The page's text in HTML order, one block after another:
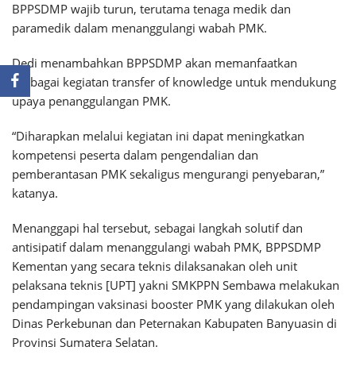
BPPSDMP wajib turun, terutama tenaga medik dan
paramedik dalam menanggulangi wabah PMK.
Dedi menambahkan BPPSDMP akan memanfaatkan
berbagai kegiatan transfer of knowledge untuk mendukung
upaya penanggulangan PMK.
“Diharapkan melalui kegiatan ini dapat meningkatkan
kompetensi peserta dalam pengendalian dan
pemberantasan PMK sekaligus mengurangi penyebaran,”
katanya.
Menanggapi hal tersebut, sebagai langkah solutif dan
antisipatif dalam menanggulangi wabah PMK, BPPSDMP
Kementan yang secara teknis dilaksanakan oleh unit
pelaksana teknis [UPT] yakni SMKPPN Sembawa melakukan
pendampingan vaksinasi booster PMK yang dilakukan oleh
Dinas Perkebunan dan Peternakan Kabupaten Banyuasin di
Provinsi Sumatera Selatan.